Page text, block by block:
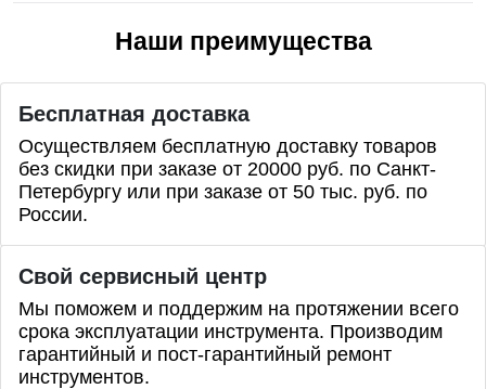
Наши преимущества
Бесплатная доставка
Осуществляем бесплатную доставку товаров
без скидки при заказе от 20000 руб. по Санкт-
Петербургу или при заказе от 50 тыс. руб. по
России.
Свой сервисный центр
Мы поможем и поддержим на протяжении всего
срока эксплуатации инструмента. Производим
гарантийный и пост-гарантийный ремонт
инструментов.